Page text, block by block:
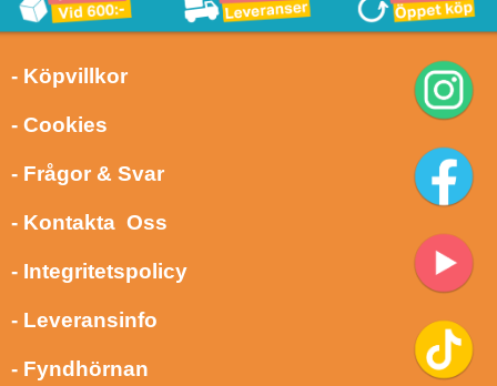
- Köpvillkor
- Cookies
- Frågor & Svar
- Kontakta Oss
- Integritetspolicy
- Leveransinfo
- Fyndhörnan